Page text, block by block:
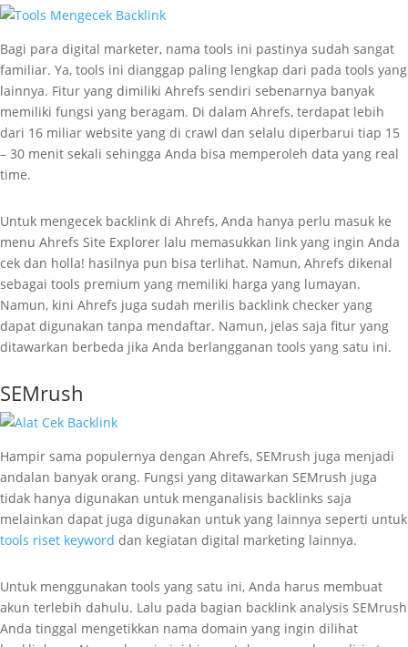
Bagi para digital marketer, nama tools ini pastinya sudah sangat
familiar. Ya, tools ini dianggap paling lengkap dari pada tools yang
lainnya. Fitur yang dimiliki Ahrefs sendiri sebenarnya banyak
memiliki fungsi yang beragam. Di dalam Ahrefs, terdapat lebih
dari 16 miliar website yang di crawl dan selalu diperbarui tiap 15
– 30 menit sekali sehingga Anda bisa memperoleh data yang real
time.
Untuk mengecek backlink di Ahrefs, Anda hanya perlu masuk ke
menu Ahrefs Site Explorer lalu memasukkan link yang ingin Anda
cek dan holla! hasilnya pun bisa terlihat. Namun, Ahrefs dikenal
sebagai tools premium yang memiliki harga yang lumayan.
Namun, kini Ahrefs juga sudah merilis backlink checker yang
dapat digunakan tanpa mendaftar. Namun, jelas saja fitur yang
ditawarkan berbeda jika Anda berlangganan tools yang satu ini.
SEMrush
Hampir sama populernya dengan Ahrefs, SEMrush juga menjadi
andalan banyak orang. Fungsi yang ditawarkan SEMrush juga
tidak hanya digunakan untuk menganalisis backlinks saja
melainkan dapat juga digunakan untuk yang lainnya seperti untuk
tools riset keyword dan kegiatan digital marketing lainnya.
Untuk menggunakan tools yang satu ini, Anda harus membuat
akun terlebih dahulu. Lalu pada bagian backlink analysis SEMrush
Anda tinggal mengetikkan nama domain yang ingin dilihat